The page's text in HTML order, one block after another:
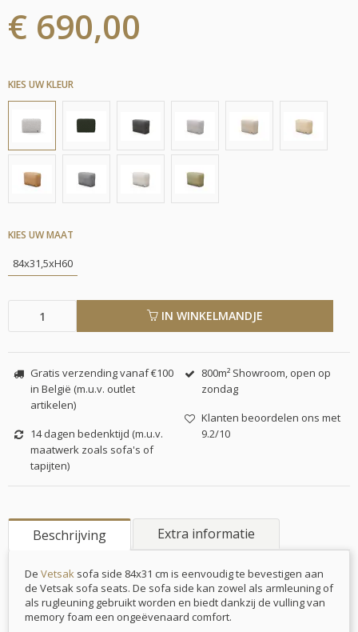
€ 690,00
KIES UW KLEUR
KIES UW MAAT
84x31,5xH60
IN WINKELMANDJE
Gratis verzending vanaf €100
in België (m.u.v. outlet
artikelen)
14 dagen bedenktijd (m.u.v.
maatwerk zoals sofa's of
tapijten)
800m² Showroom, open op
zondag
Klanten beoordelen ons met
9.2/10
Beschrijving Extra informatie
De Vetsak sofa side 84x31 cm is eenvoudig te bevestigen aan
de Vetsak sofa seats. De sofa side kan zowel als armleuning of
als rugleuning gebruikt worden en biedt dankzij de vulling van
memory foam een ongeëvenaard comfort.